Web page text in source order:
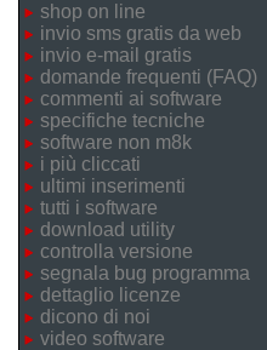
shop on line
invio sms gratis da web
invio e-mail gratis
domande frequenti (FAQ)
commenti ai software
specifiche tecniche
software non m8k
i più cliccati
ultimi inserimenti
tutti i software
download utility
controlla versione
segnala bug programma
dettaglio licenze
dicono di noi
video software